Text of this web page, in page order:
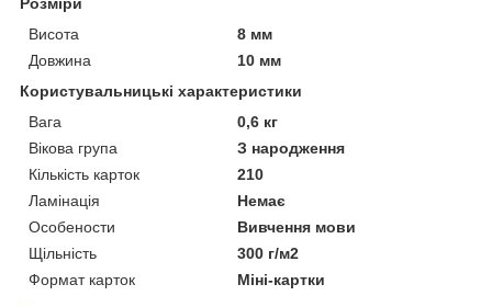
Розміри
Висота
8 мм
Довжина
10 мм
Користувальницькі характеристики
Вага
0,6 кг
Вікова група
З народження
Кількість карток
210
Ламінація
Немає
Особености
Вивчення мови
Щільність
300 г/м2
Формат карток
Міні-картки